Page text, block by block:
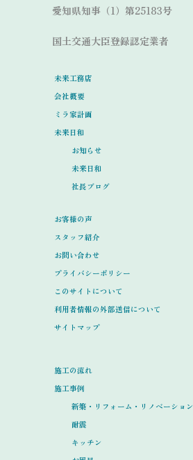
愛知県知事（1）第25183号
国土交通大臣登録認定業者
未来工務店
会社概要
ミラ家計画
未来日和
お知らせ
未来日和
社長ブログ
お客様の声
スタッフ紹介
お問い合わせ
プライバシーポリシー
このサイトについて
利用者情報の外部送信について
サイトマップ
施工の流れ
施工事例
新築・リフォーム・リノベーション
耐震
キッチン